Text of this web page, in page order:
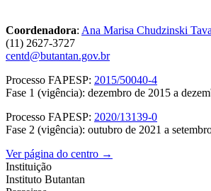
Coordenadora: Ana Marisa Chudzinski
(11) 2627-3727
centd@butantan.gov.br
Processo FAPESP: 2015/50040-4
Fase 1 (vigência): dezembro de 2015 a
Processo FAPESP: 2020/13139-0
Fase 2 (vigência): outubro de 2021 a
Ver página do centro →
Instituição
Instituto Butantan